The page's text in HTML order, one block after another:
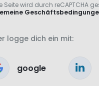
Seite wird durch reCAPTCHA
logge dich ein mit:
google